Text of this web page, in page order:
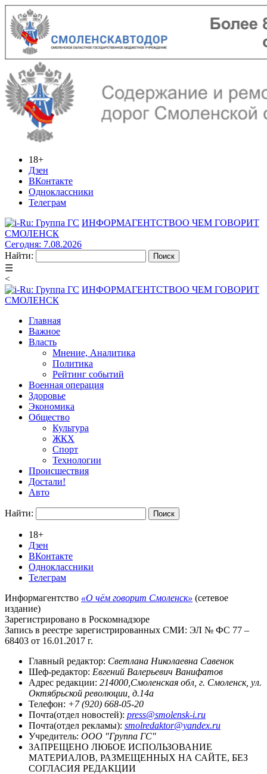
18+
Дзен
ВКонтакте
Одноклассники
Телеграм
ИНФОРМАГЕНТСТВОО ЧЕМ ГОВОРИТ
СМОЛЕНСК
Сегодня: 7.08.2026
Найти:
☰
<
ИНФОРМАГЕНТСТВОО ЧЕМ ГОВОРИТ
СМОЛЕНСК
Главная
Важное
Власть
Мнение, Аналитика
Политика
Рейтинг событий
Военная операция
Здоровье
Экономика
Общество
Культура
ЖКХ
Спорт
Технологии
Происшествия
Достали!
Авто
Найти:
18+
Дзен
ВКонтакте
Одноклассники
Телеграм
Информагентство «О чём говорит Смоленск» (сетевое
издание)
Зарегистрировано в Роскомнадзоре
Запись в реестре зарегистрированных СМИ: ЭЛ № ФС 77 –
68403 от 16.01.2017 г.
Главный редактор: Светлана Николаевна Савенок
Шеф-редактор: Евгений Валерьевич Ванифатов
Адрес редакции: 214000,Смоленская обл, г. Смоленск, ул.
Октябрьской революции, д.14а
Телефон: +7 (920) 668-05-20
Почта(отдел новостей): press@smolensk-i.ru
Почта(отдел рекламы): smolredaktor@yandex.ru
Учредитель: ООО "Группа ГС"
ЗАПРЕЩЕНО ЛЮБОЕ ИСПОЛЬЗОВАНИЕ
МАТЕРИАЛОВ, РАЗМЕЩЕННЫХ НА САЙТЕ, БЕЗ
СОГЛАСИЯ РЕДАКЦИИ